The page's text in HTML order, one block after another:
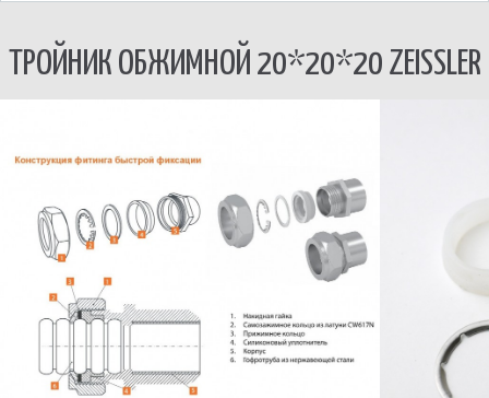
ТРОЙНИК ОБЖИМНОЙ 20*20*20 ZEISSLER